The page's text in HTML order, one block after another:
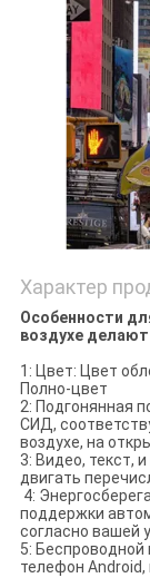
Характер
Особенности
воздухе
1: Цвет: Цвет
Полно-цвет
2: Подгонянная
СИД,
воздухе, на
3: Видео, текст,
двигать
4:
поддержки
согласно вашей
5: Беспроводной
телефон Android,